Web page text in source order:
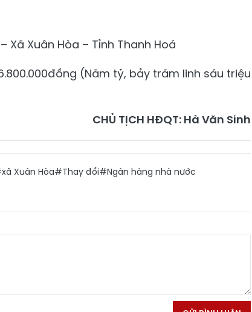
Xuân Hòa – Tỉnh Thanh Hoá
(Năm tỷ, bảy trăm linh sáu triệu
CHỦ TỊCH HĐQT: Hà Văn Sinh
Xuân Hòa#Thay đổi#Ngân hàng nhà nước